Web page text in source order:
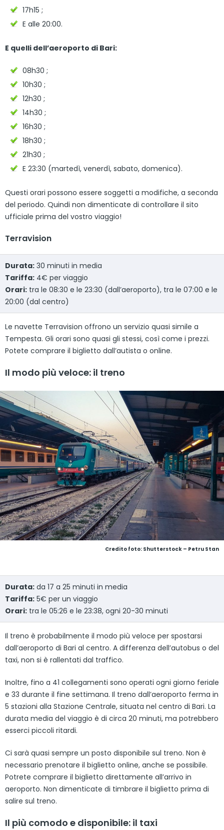
17h15 ;
E alle 20:00.
E quelli dell’aeroporto di Bari:
08h30 ;
10h30 ;
12h30 ;
14h30 ;
16h30 ;
18h30 ;
21h30 ;
E 23:30 (martedì, venerdì, sabato, domenica).
Questi orari possono essere soggetti a modifiche, a seconda
del periodo. Quindi non dimenticate di controllare il sito
ufficiale prima del vostro viaggio!
Terravision
Durata: 30 minuti in media
Tariffa: 4€ per viaggio
Orari: tra le 08:30 e le 23:30 (dall’aeroporto), tra le 07:00 e le
20:00 (dal centro)
Le navette Terravision offrono un servizio quasi simile a
Tempesta. Gli orari sono quasi gli stessi, così come i prezzi.
Potete comprare il biglietto dall’autista o online.
Il modo più veloce: il treno
Credito foto: Shutterstock – Petru Stan
Durata: da 17 a 25 minuti in media
Tariffa: 5€ per un viaggio
Orari: tra le 05:26 e le 23:38, ogni 20-30 minuti
Il treno è probabilmente il modo più veloce per spostarsi
dall’aeroporto di Bari al centro. A differenza dell’autobus o del
taxi, non si è rallentati dal traffico.
Inoltre, fino a 41 collegamenti sono operati ogni giorno feriale
e 33 durante il fine settimana. Il treno dall’aeroporto ferma in
5 stazioni alla Stazione Centrale, situata nel centro di Bari. La
durata media del viaggio è di circa 20 minuti, ma potrebbero
esserci piccoli ritardi.
Ci sarà quasi sempre un posto disponibile sul treno. Non è
necessario prenotare il biglietto online, anche se possibile.
Potrete comprare il biglietto direttamente all’arrivo in
aeroporto. Non dimenticate di timbrare il biglietto prima di
salire sul treno.
Il più comodo e disponibile: il taxi